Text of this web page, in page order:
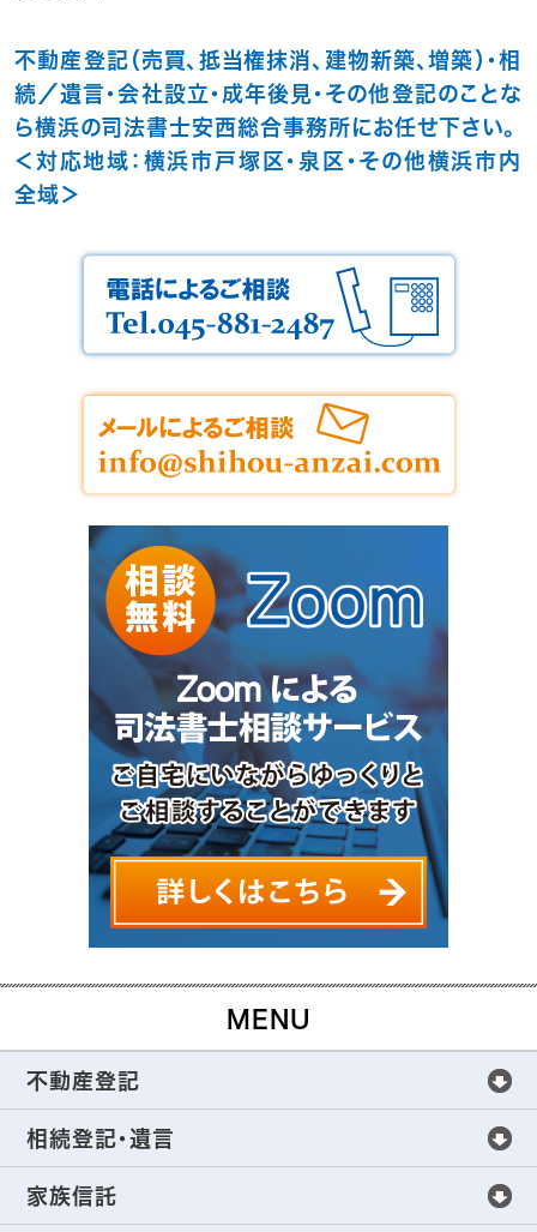
不動産登記（売買、抵当権抹消、建物新築、増築）・相
続／遺言・会社設立・成年後見・その他登記のことな
ら横浜の司法書士安西総合事務所にお任せ下さい。
＜対応地域：横浜市戸塚区・泉区・その他横浜市内
全域＞
MENU
不動産登記
不動産登記
不動産登記手続きについて
相続登記・遺言
相続登記・遺言
家族信託